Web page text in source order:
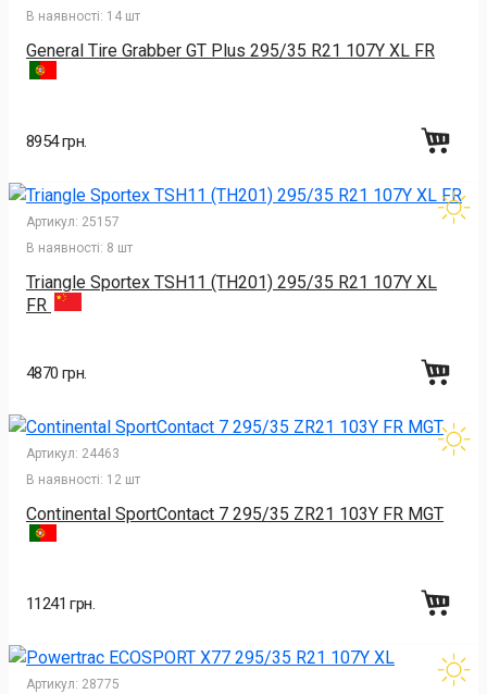
В наявності: 14 шт
General Tire Grabber GT Plus 295/35 R21 107Y XL FR
8954 грн.
Артикул: 25157
В наявності: 8 шт
Triangle Sportex TSH11 (TH201) 295/35 R21 107Y XL
FR
4870 грн.
Артикул: 24463
В наявності: 12 шт
Continental SportContact 7 295/35 ZR21 103Y FR MGT
11241 грн.
Артикул: 28775